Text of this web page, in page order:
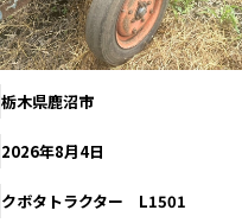
栃木県鹿沼市
2026年8月4日
クボタトラクター L1501